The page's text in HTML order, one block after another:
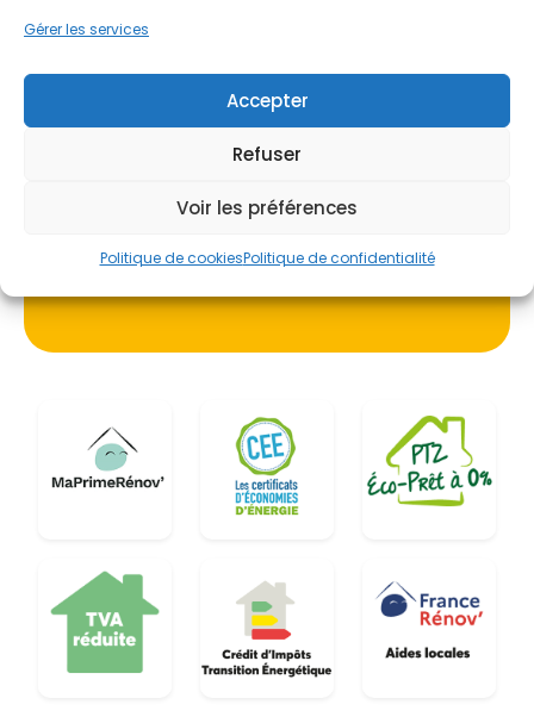
Gérer les services
Accepter
Refuser
Voir les préférences
Politique de cookiesPolitique de confidentialité
dans une démarche de valorisation esthétique du
comme la Chancellerie ou le Marault, le choix des
matériaux doit concilier performance énergétique
et respect de l'architecture locale. PPF
accompagne les propriétaires dans cette dualité,
harmonieusement dans le paysage urbain de
contemporaines de confort et d'économie
d'énergie.